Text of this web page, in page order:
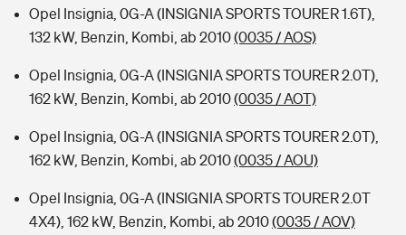
Opel Insignia, 0G-A (INSIGNIA SPORTS TOURER 1.6T),
132 kW, Benzin, Kombi, ab 2010(0035 / AOS)
Opel Insignia, 0G-A (INSIGNIA SPORTS TOURER 2.0T),
162 kW, Benzin, Kombi, ab 2010(0035 / AOT)
Opel Insignia, 0G-A (INSIGNIA SPORTS TOURER 2.0T),
162 kW, Benzin, Kombi, ab 2010(0035 / AOU)
Opel Insignia, 0G-A (INSIGNIA SPORTS TOURER 2.0T
4X4), 162 kW, Benzin, Kombi, ab 2010(0035 / AOV)